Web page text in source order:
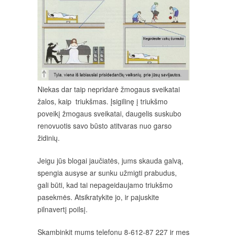
Niekas dar taip nepridarė žmogaus sveikatai
žalos, kaip triukšmas. Įsigilinę į triukšmo
poveikį žmogaus sveikatai, daugelis suskubo
renovuotis savo būsto atitvaras nuo garso
židinių.
Jeigu jūs blogai jaučiatės, jums skauda galvą,
spengia ausyse ar sunku užmigti prabudus,
gali būti, kad tai nepageidaujamo triukšmo
pasekmės. Atsikratykite jo, ir pajuskite
pilnavertį poilsį.
Skambinkit mums telefonu 8-612-87 227 ir mes